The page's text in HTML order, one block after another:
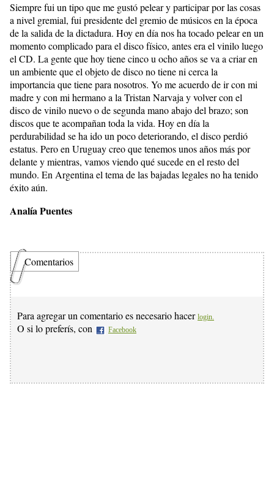
Siempre fui un tipo que me gustó pelear y participar por las cosas
a nivel gremial, fui presidente del gremio de músicos en la época
de la salida de la dictadura. Hoy en día nos ha tocado pelear en un
momento complicado para el disco físico, antes era el vinilo luego
el CD. La gente que hoy tiene cinco u ocho años se va a criar en
un ambiente que el objeto de disco no tiene ni cerca la
importancia que tiene para nosotros. Yo me acuerdo de ir con mi
madre y con mi hermano a la Tristan Narvaja y volver con el
disco de vinilo nuevo o de segunda mano abajo del brazo; son
discos que te acompañan toda la vida. Hoy en día la
perdurabilidad se ha ido un poco deteriorando, el disco perdió
estatus. Pero en Uruguay creo que tenemos unos años más por
delante y mientras, vamos viendo qué sucede en el resto del
mundo. En Argentina el tema de las bajadas legales no ha tenido
éxito aún.
Analía Puentes
Comentarios
Para agregar un comentario es necesario hacer login.
O si lo preferís, con Facebook